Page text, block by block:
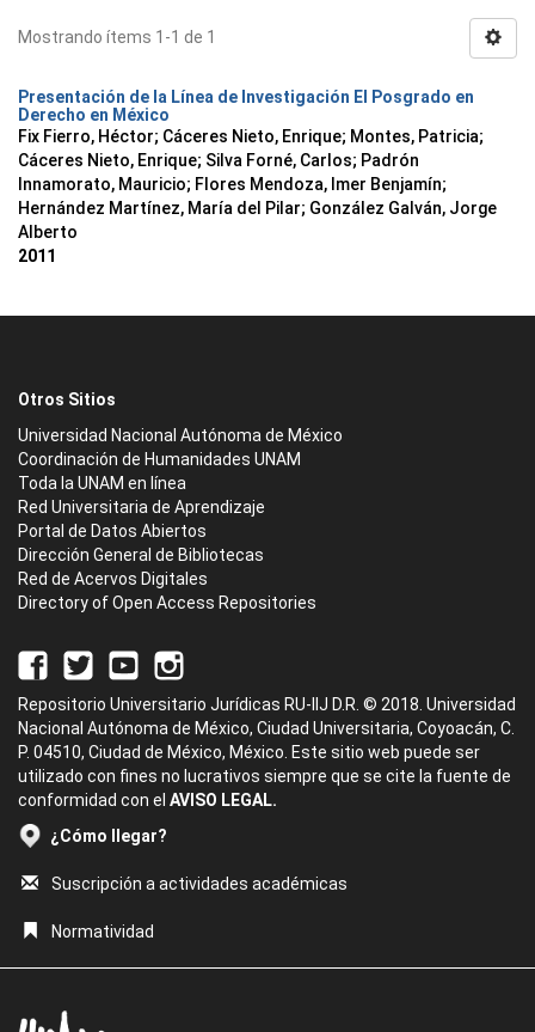
Mostrando ítems 1-1 de 1
Presentación de la Línea de Investigación El Posgrado en
Derecho en México
Fix Fierro, Héctor; Cáceres Nieto, Enrique; Montes, Patricia;
Cáceres Nieto, Enrique; Silva Forné, Carlos; Padrón
Innamorato, Mauricio; Flores Mendoza, Imer Benjamín;
Hernández Martínez, María del Pilar; González Galván, Jorge
Alberto
2011
Otros Sitios
Universidad Nacional Autónoma de México
Coordinación de Humanidades UNAM
Toda la UNAM en línea
Red Universitaria de Aprendizaje
Portal de Datos Abiertos
Dirección General de Bibliotecas
Red de Acervos Digitales
Directory of Open Access Repositories
Repositorio Universitario Jurídicas RU-IIJ D.R. © 2018. Universidad
Nacional Autónoma de México, Ciudad Universitaria, Coyoacán, C.
P. 04510, Ciudad de México, México. Este sitio web puede ser
utilizado con fines no lucrativos siempre que se cite la fuente de
conformidad con el AVISO LEGAL.
¿Cómo llegar?
Suscripción a actividades académicas
Normatividad